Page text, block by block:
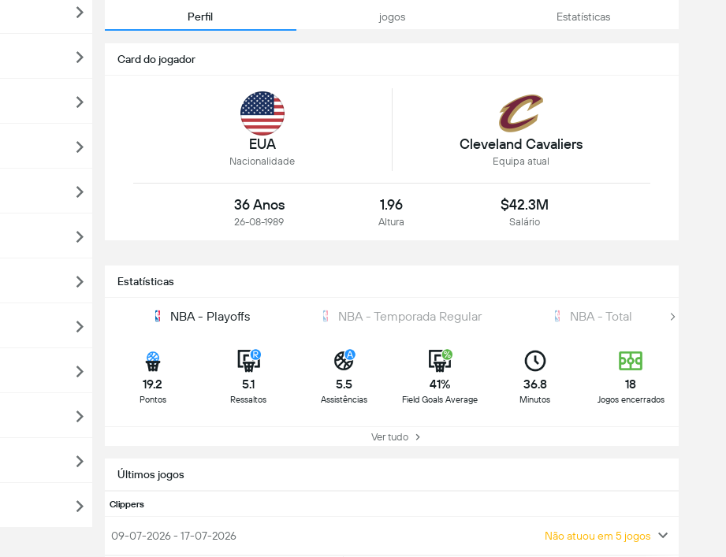
Perfil
jogos Estatísticas
Card do jogador
EUA
Nacionalidade
Cleveland Cavaliers
Equipa atual
36 Anos
26-08-1989
1.96
Altura
$42.3M
Salário
Estatísticas
NBA - Playoffs NBA - Temporada Regular NBA - Total
19.2
Pontos
5.1
Ressaltos
5.5
Assistências
41%
Field Goals Average
36.8
Minutos
18
Jogos encerrados
Ver tudo
Últimos jogos
Clippers
09-07-2026 - 17-07-2026 Não atuou em 5 jogos